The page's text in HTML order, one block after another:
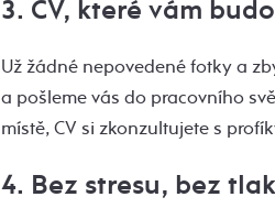
3. CV, které vám
Už žádné nepovedené fotky a
a pošleme vás do pracovního
místě, CV si zkonzultujete s
4. Bez stresu, bez